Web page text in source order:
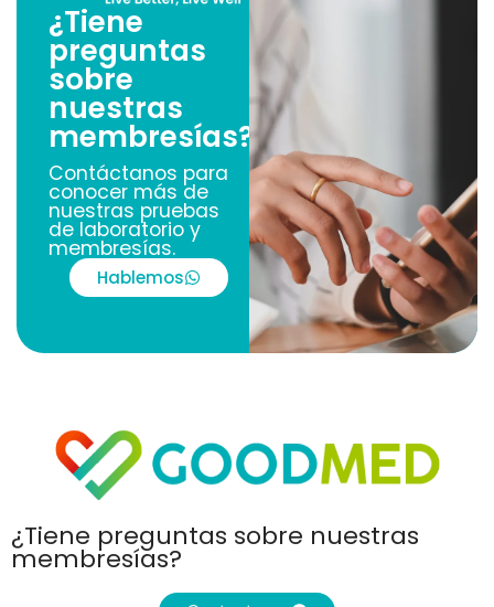
¿Tiene
preguntas
sobre
nuestras
membresías?
Contáctanos para
conocer más de
nuestras pruebas
de laboratorio y
membresías.
Hablemos
¿Tiene preguntas sobre nuestras
membresías?